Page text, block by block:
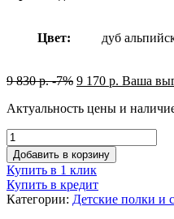
Цвет: дуб
9 830р. -7% 9 170 р. Ваша
Актуальность цены и
Добавить в корзину
Купить в 1 клик
Купить в кредит
Категории: Детские полки и